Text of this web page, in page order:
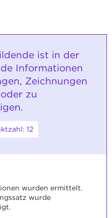
ist in der
Informationen
Zeichnungen
zu
12
wurden ermittelt.
wurde